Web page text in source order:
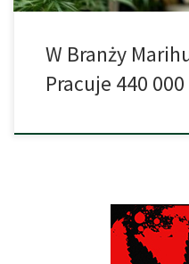
W Branży
Pracuje 440